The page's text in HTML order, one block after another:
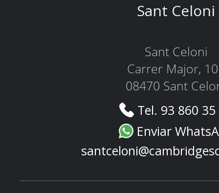
Sant Celoni
Sant Celoni
Carrer Major,
08470 Sant
Tel. 93 860
Enviar